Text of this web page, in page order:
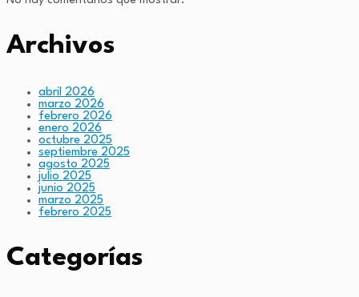
Archivos
abril 2026
marzo 2026
febrero 2026
enero 2026
octubre 2025
septiembre 2025
agosto 2025
julio 2025
junio 2025
marzo 2025
febrero 2025
Categorías